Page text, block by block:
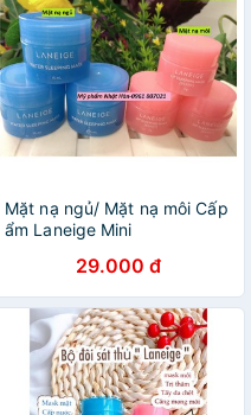
Mặt nạ ngủ/ Mặt nạ môi Cấp
ẩm Laneige Mini
29.000 đ